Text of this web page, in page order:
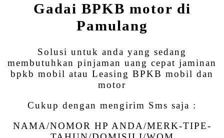
Gadai BPKB motor di
Pamulang
Solusi untuk anda yang sedang
membutuhkan pinjaman uang cepat jaminan
bpkb mobil atau Leasing BPKB mobil dan
motor
Cukup dengan mengirim Sms saja :
NAMA/NOMOR HP ANDA/MERK-TIPE-